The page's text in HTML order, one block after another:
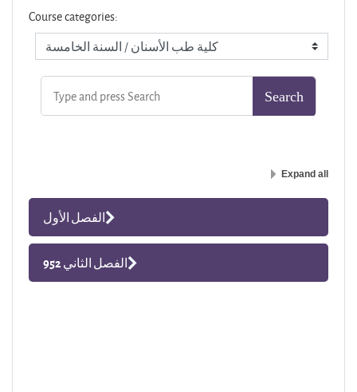
Course categories:
Expand all
الفصل الأول
الفصل الثاني 952